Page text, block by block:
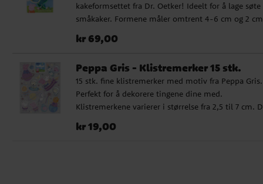
kakeformsettet fra Dr. Oetker! Ideelt for å lage søte
småkaker. Formene måler omtrent 4-6 cm og 2
å lage søte og minneverdige kaker for barnebursdag
Pris:kr 69,00
kr 69,00
Peppa Gris - Klistremerker 15 stk.
15 stk. fine klistremerker med motiv fra Peppa Gris.
Perfekt for å dekorere tingene dine med.
Klistremerkene varierer i størrelse fra 2,5 til 7 cm.
Pris:kr 19,00
kr 19,00